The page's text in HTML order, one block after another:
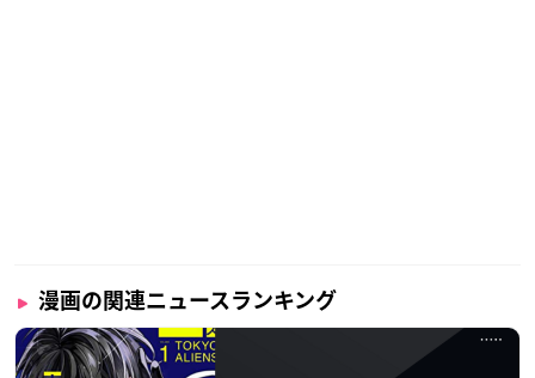
もちっと忠犬もちしば
もふもふの神様さがし
よつば男子寮戦線
漫画の関連ニュースランキング